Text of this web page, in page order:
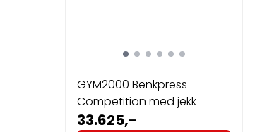
GYM2000 Benkpress
Competition med jekk
33.625,-